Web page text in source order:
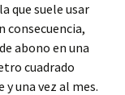
que suele usar
consecuencia,
abono en una
cuadrado
una vez al mes.